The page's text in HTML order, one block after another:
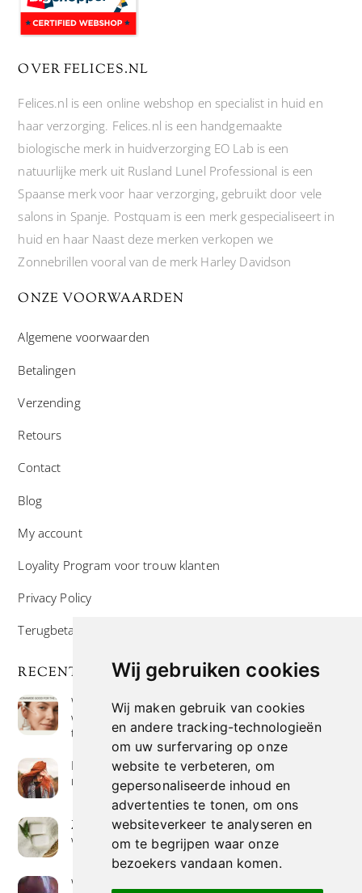
Wij gebruiken cookies
Wij maken gebruik van cookies
en andere tracking-technologieën
om uw surfervaring op onze
website te verbeteren, om
gepersonaliseerde inhoud en
advertenties te tonen, om ons
websiteverkeer te analyseren en
om te begrijpen waar onze
bezoekers vandaan komen.
OVER FELICES.NL
Felices.nl is een online webshop en specialist in huid en
haar verzorging. Felices.nl is een handgemaakte
biologische merk in huidverzorging EO Lab is een
natuurlijke merk uit Rusland Lunel Professional is een
Spaanse merk voor haar verzorging, gebruikt door vele
salons in Spanje. Postquam is een merk gespecialiseert in
huid en haar Naast deze merken verkopen we
Zonnebrillen vooral van de merk Harley Davidson
ONZE VOORWAARDEN
Algemene voorwaarden
Betalingen
Verzending
Retours
Contact
Blog
My account
Loyality Program voor trouw klanten
Privacy Policy
Terugbetaal- en retourneringsbeleid
RECENTE POSTS
Wat is niacinamide? Voordelen, toepassingen en
waarom het overal in huidverzorgingsproducten
te vinden is
Hoe verf je haar op de meest natuurlijke manier
met henna kleuring
Zeep met een hoog vetgehalte: mythe of
werkelijkheid?
Wierook betekenis geven : geurende avonturen